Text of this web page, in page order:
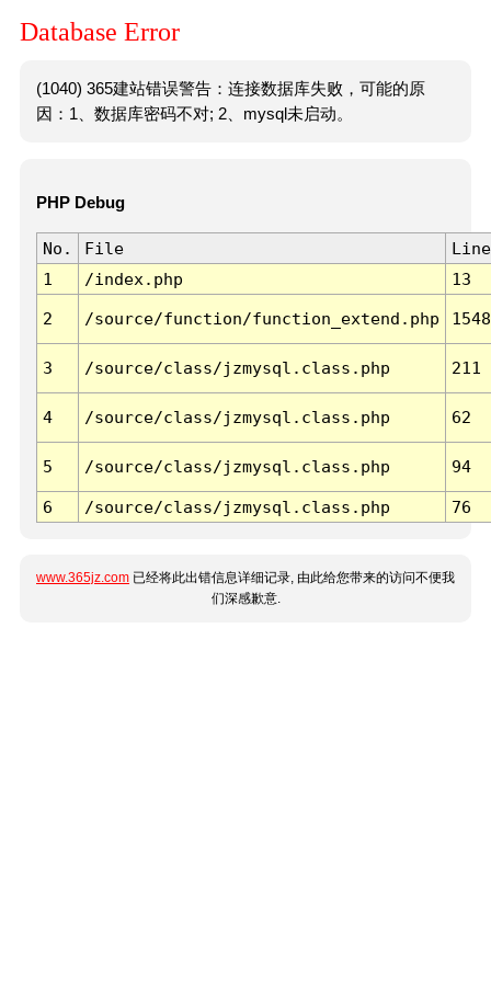
Database Error
(1040) 365建站错误警告：连接数据库失败，可能的原
因：1、数据库密码不对; 2、mysql未启动。
PHP Debug
No. File
Line
1
/index.php 13
2 /source/function/function_extend.php 1548
3 /source/class/jzmysql.class.php 211
4 /source/class/jzmysql.class.php 62
5 /source/class/jzmysql.class.php 94
6 /source/class/jzmysql.class.php 76
www.365jz.com 已经将此出错信息详细记录, 由此给您带来的访问不便我
们深感歉意.